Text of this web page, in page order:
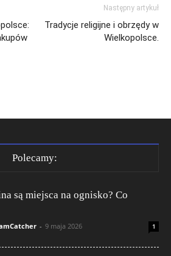
Następny artykuł
Tradycje religijne i obrzędy w
Wielkopolsce.
Polecamy:
są miejsca na ognisko? Co
- 9 maja 2026 1